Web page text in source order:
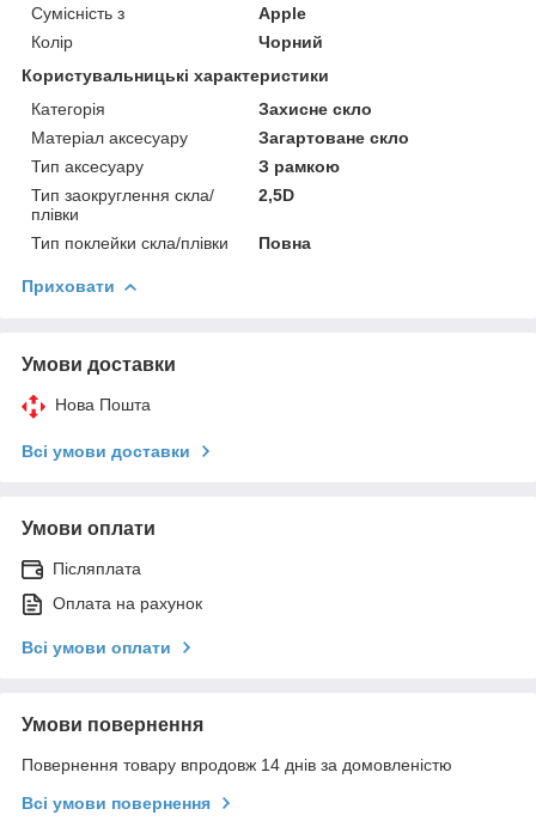
Сумісність з
Apple
Колір
Чорний
Користувальницькі характеристики
Категорія
Захисне скло
Матеріал аксесуару
Загартоване скло
Тип аксесуару
З рамкою
Тип заокруглення скла/
плівки
2,5D
Тип поклейки скла/плівки Повна
Приховати
Умови доставки
Нова Пошта
Всі умови доставки
Умови оплати
Післяплата
Оплата на рахунок
Всі умови оплати
Умови повернення
Повернення товару впродовж 14 днів за домовленістю
Всі умови повернення